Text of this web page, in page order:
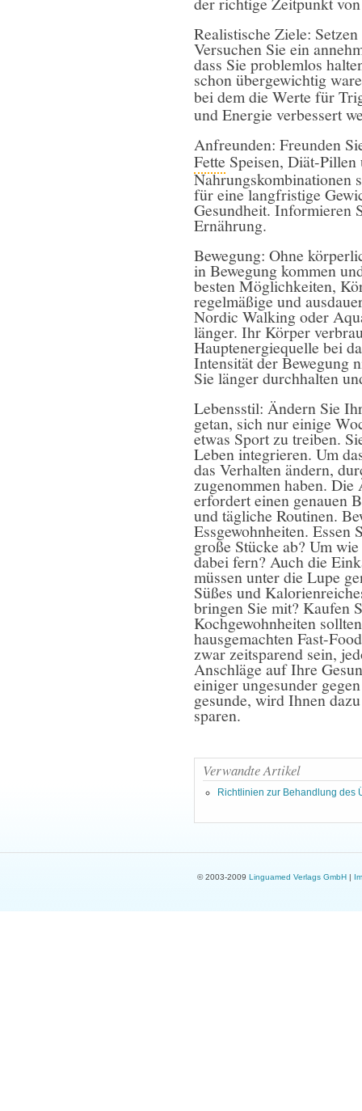
Realistische Ziele:
Versuchen Sie ein
dass Sie problemlos
schon übergewichtig
bei dem die Werte für
und Energie verbessert
Anfreunden: Freunden
Fette Speisen, Diät-Pillen
Nahrungskombinationen
für eine langfristige
Gesundheit. Informieren
Ernährung.
Bewegung: Ohne
in Bewegung kommen
besten Möglichkeiten,
regelmäßige und
Nordic Walking oder
länger. Ihr Körper
Hauptenergiequelle bei
Intensität der Bewegung
Sie länger durchhalten
Lebensstil: Ändern Sie
getan, sich nur einige
etwas Sport zu treiben.
Leben integrieren. Um
das Verhalten ändern,
zugenommen haben.
erfordert einen genauen
und tägliche Routinen.
Essgewohnheiten. Essen
große Stücke ab? Um
dabei fern? Auch die
müssen unter die Lupe
Süßes und
bringen Sie mit? Kaufen
Kochgewohnheiten
hausgemachten Fast-
zwar zeitsparend sein,
Anschläge auf Ihre
einiger ungesunder
gesunde, wird Ihnen
sparen.
Verwandte Artikel
Richtlinien zur Behandlung des
© 2003-2009 Linguamed Verlags GmbH|